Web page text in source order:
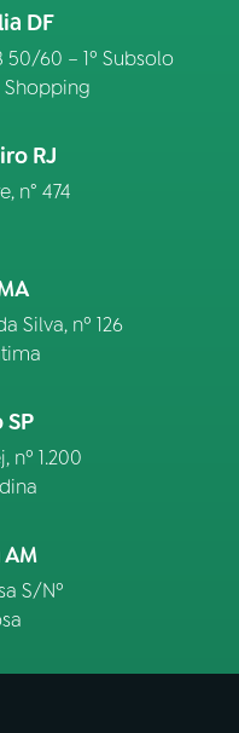
DF
50/60 – 1º Subsolo
RJ
n° 474
Silva, nº 126
SP
nº 1.200
S/Nº